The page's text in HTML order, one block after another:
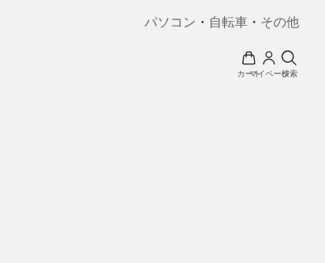
パソコン ・ 自転車 ・ その他
カートマイページ検索